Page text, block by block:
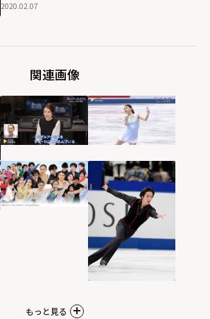
2020.02.07
関連画像
もっと見る